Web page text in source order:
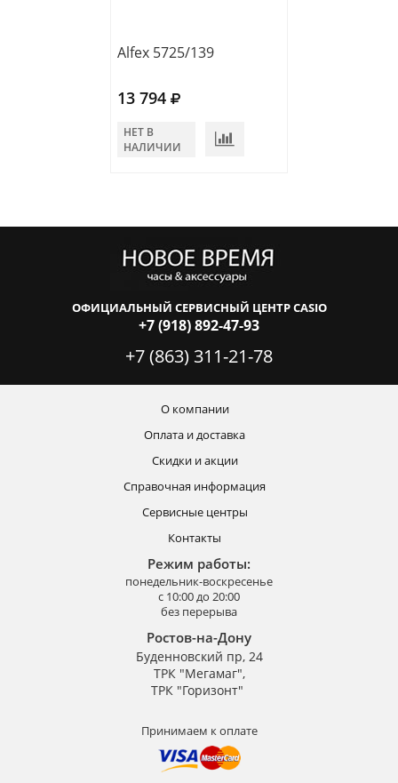
Alfex 5725/139
13 794
НЕТ В
НАЛИЧИИ
ОФИЦИАЛЬНЫЙ СЕРВИСНЫЙ ЦЕНТР CASIO
+7 (918) 892-47-93
+7 (863) 311-21-78
О компании
Оплата и доставка
Скидки и акции
Справочная информация
Сервисные центры
Контакты
Режим работы:
понедельник-воскресенье
с 10:00 до 20:00
без перерыва
Ростов-на-Дону
Буденновский пр, 24
ТРК "Мегамаг",
ТРК "Горизонт"
Принимаем к оплате